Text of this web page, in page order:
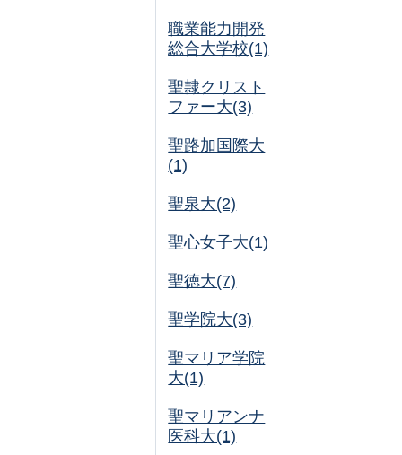
職業能力開発
総合大学校(1)
聖隷クリスト
ファー大(3)
聖路加国際大
(1)
聖泉大(2)
聖心女子大(1)
聖徳大(7)
聖学院大(3)
聖マリア学院
大(1)
聖マリアンナ
医科大(1)